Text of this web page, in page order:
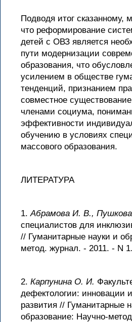
Подводя итог сказанному,
что реформирование
детей с ОВЗ является
пути модернизации
образования, что
усилением в обществе
тенденций, признанием
совместное
членами социума,
эффективности
обучению в условиях
массового образования.
ЛИТЕРАТУРА
1.Абрамова И. В.,
специалистов для
// Гуманитарные науки и
метод. журнал. - 2011. - N
2. Карпунина О. И.
дефектологии: инновации
развития // Гуманитарные
образование: Научно-